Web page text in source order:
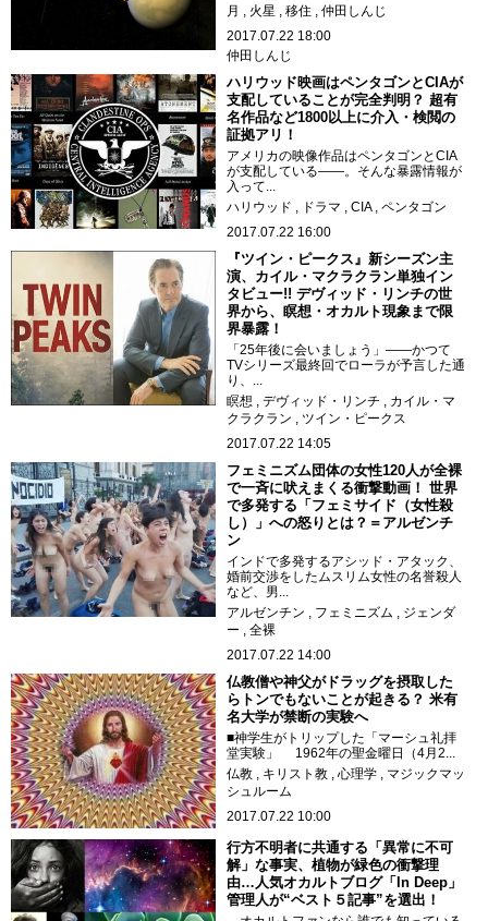
月
火星 移住
仲田しんじ
2017.07.22 18:00
仲田しんじ
ハリウッド映画はペンタゴンとCIAが
支配していることが完全判明？ 超有
名作品など1800以上に介入・検閲の
証拠アリ！
アメリカの映像作品はペンタゴンとCIA
が支配している――。そんな暴露情報が
入って...
ハリウッド
ドラマ CIA
ペンタゴン
2017.07.22 16:00
『ツイン・ピークス』新シーズン主
演、カイル・マクラクラン単独イン
タビュー!! デヴィッド・リンチの世
界から、瞑想・オカルト現象まで限
界暴露！
「25年後に会いましょう」――かつて
TVシリーズ最終回でローラが予言した通
り、...
瞑想
デヴィッド・リンチ
カイル・マ
クラクラン
ツイン・ピークス
2017.07.22 14:05
フェミニズム団体の女性120人が全裸
で一斉に吠えまくる衝撃動画！ 世界
で多発する「フェミサイド（女性殺
し）」への怒りとは？＝アルゼンチ
ン
インドで多発するアシッド・アタック、
婚前交渉をしたムスリム女性の名誉殺人
など、男...
アルゼンチン
フェミニズム
ジェンダ
ー
全裸
2017.07.22 14:00
仏教僧や神父がドラッグを摂取した
らトンでもないことが起きる？ 米有
名大学が禁断の実験へ
■神学生がトリップした「マーシュ礼拝
堂実験」 1962年の聖金曜日（4月2...
仏教
キリスト教 心理学
マジックマッ
シュルーム
2017.07.22 10:00
行方不明者に共通する「異常に不可
解」な事実、植物が緑色の衝撃理
由…人気オカルトブログ「In Deep」
管理人が“ベスト５記事”を選出！